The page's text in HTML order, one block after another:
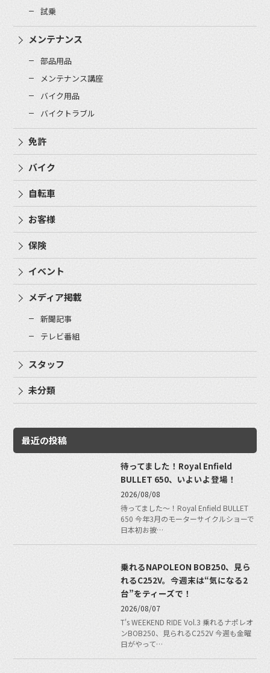
試乗
メンテナンス
部品用品
メンテナンス講座
バイク用品
バイクトラブル
免許
バイク
自転車
お客様
保険
イベント
メディア掲載
新聞記事
テレビ番組
スタッフ
未分類
最近の投稿
待ってました！Royal Enfield
BULLET 650、いよいよ登場！
2026/08/08
待ってました〜！Royal Enfield BULLET
650 今年3月のモーターサイクルショーで
日本初お披…
乗れるNAPOLEON BOB250、見ら
れるC252V。今週末は“気になる2
台”をティーズで！
2026/08/07
T's WEEKEND RIDE Vol.3 乗れるナポレオ
ンBOB250、見られるC252V 今週も金曜
日がやって…